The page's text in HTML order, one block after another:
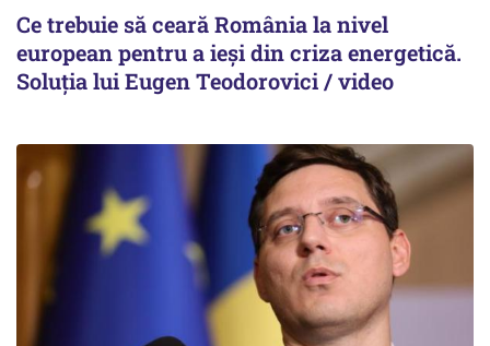
Ce trebuie să ceară România la nivel
european pentru a ieși din criza energetică.
Soluția lui Eugen Teodorovici / video